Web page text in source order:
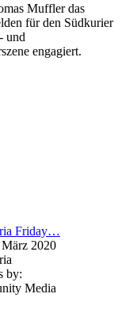
Muffler das
für den Südkurier
und
engagiert.
Friday…
2020
by:
Media